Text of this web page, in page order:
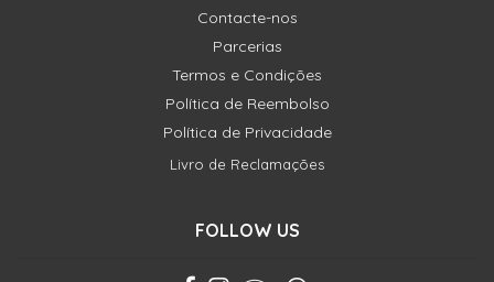
Contacte-nos
Parcerias
Termos e Condições
Política de Reembolso
Política de Privacidade
Livro de Reclamações
FOLLOW US